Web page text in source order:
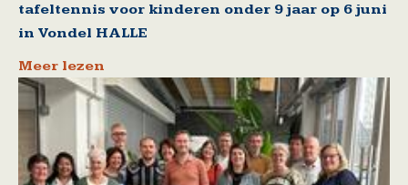
tafeltennis voor kinderen onder 9 jaar op 6 juni
in Vondel HALLE
Meer lezen